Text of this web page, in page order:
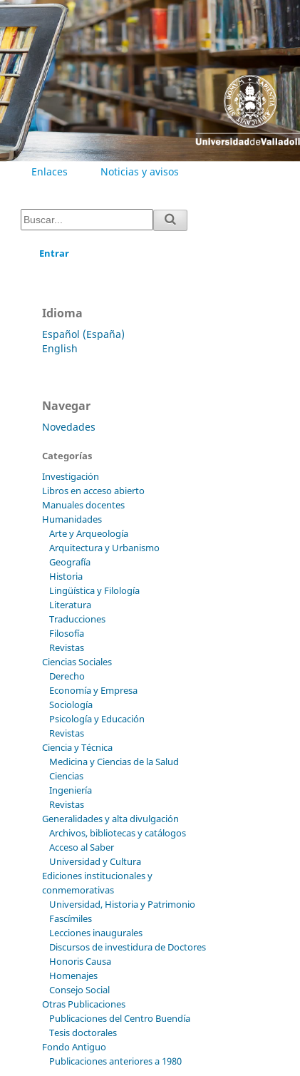
Enlaces Noticias y avisos
Entrar
Idioma
Español (España)
English
Navegar
Novedades
Categorías
Investigación
Libros en acceso abierto
Manuales docentes
Humanidades
Arte y Arqueología
Arquitectura y Urbanismo
Geografía
Historia
Lingüística y Filología
Literatura
Traducciones
Filosofía
Revistas
Ciencias Sociales
Derecho
Economía y Empresa
Sociología
Psicología y Educación
Revistas
Ciencia y Técnica
Medicina y Ciencias de la Salud
Ciencias
Ingeniería
Revistas
Generalidades y alta divulgación
Archivos, bibliotecas y catálogos
Acceso al Saber
Universidad y Cultura
Ediciones institucionales y
conmemorativas
Universidad, Historia y Patrimonio
Fascímiles
Lecciones inaugurales
Discursos de investidura de Doctores
Honoris Causa
Homenajes
Consejo Social
Otras Publicaciones
Publicaciones del Centro Buendía
Tesis doctorales
Fondo Antiguo
Publicaciones anteriores a 1980